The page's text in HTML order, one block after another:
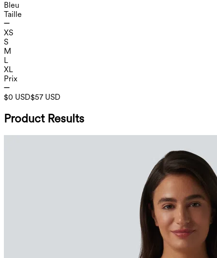
Bleu
Taille
XS
S
M
L
XL
Prix
$0 USD$57 USD
Product Results